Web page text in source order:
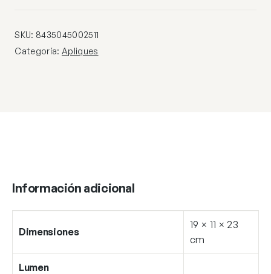
60W
E-
SKU: 8435045002511
Categoría: Apliques
Información adicional
Dimensiones
19 × 11 × 23
cm
Lumen